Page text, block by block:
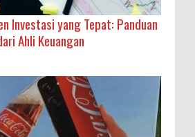
Investasi yang Tepat: Panduan
Ahli Keuangan